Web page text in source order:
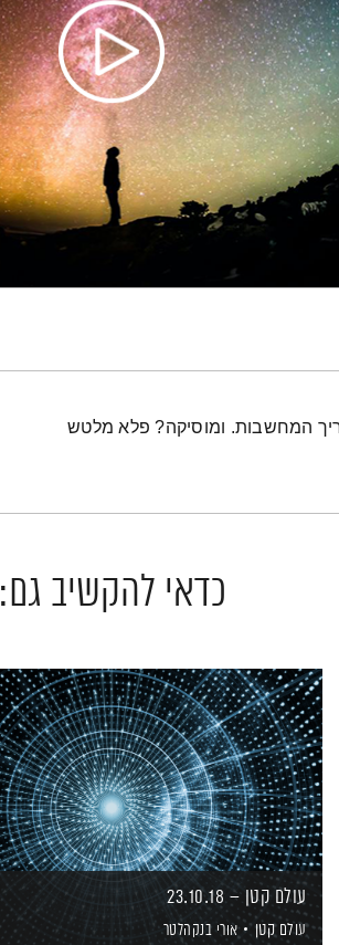
המחשבות. ומוסיקה? פלא מלטש
כדאי להקשיב גם:
עולם קטן – 23.10.18
עולם קטן אורי בנקהלטר